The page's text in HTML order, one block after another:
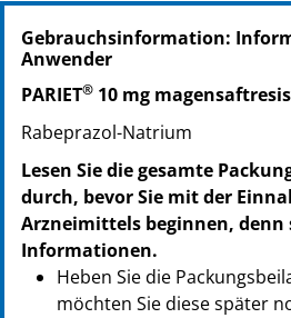
PZN: 00176578
PPN: 110017657836
PZN: 00176584
PPN: 110017658402
PZN: 00176590
PPN: 110017659065
PZN: 03743339
PPN: 110374333992
Gebrauchsinformation:
Anwender
PARIET® 10 mg
Rabeprazol-Natrium
Lesen Sie die gesamte
durch, bevor Sie mit der
Arzneimittels beginnen,
Informationen.
Heben Sie die
möchten Sie diese später